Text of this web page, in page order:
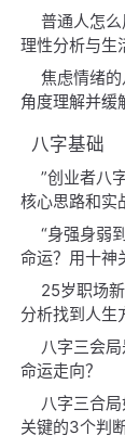
普通人怎么
理性分析与生
焦虑情绪
角度理解并缓
八字基础
”创业者八
核心思路和实
“身强身弱
命运？用十神
25岁职场
分析找到人生
八字三会
命运走向？
八字三合
关键的3个判